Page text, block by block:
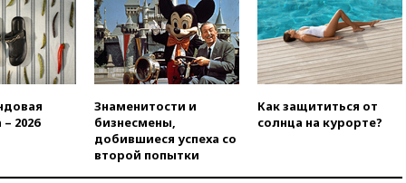
номер «Единой России» в
бюллетене
вчера, 19:15Путин обсудил с
Памфиловой подготовку к
единому дню голосования
вчера, 18:56 Wildberries
отрицает перенос основной
логистики за пределы России
вчера, 18:45Крупнейший
2026
Знаменитости и
бизнесмены,
добившиеся успеха со
второй попытки
Как защититься от
солнца на курорте?